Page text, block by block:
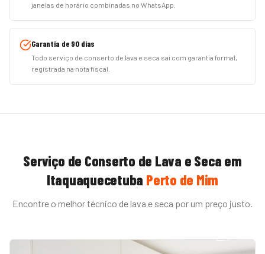
janelas de horário combinadas no WhatsApp.
Garantia de 90 dias
Todo serviço de conserto de lava e seca sai com garantia formal,
registrada na nota fiscal.
Serviço de Conserto de Lava e Seca em
Itaquaquecetuba Perto de Mim
Encontre o melhor técnico de lava e seca por um preço justo.